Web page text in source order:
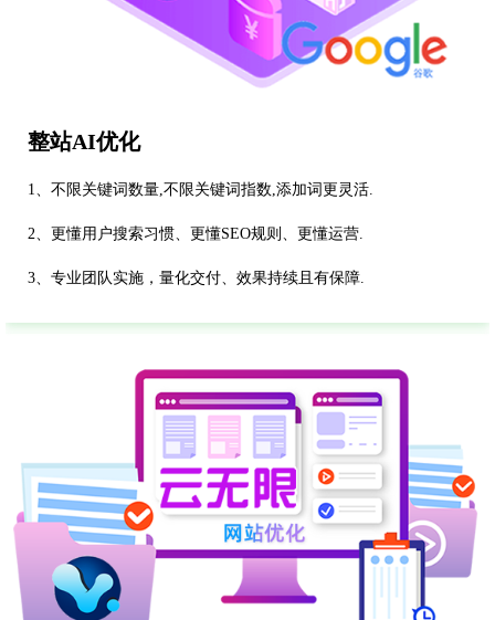
整站AI优化
1、不限关键词数量,不限关键词指数,添加词更灵活.
2、更懂用户搜索习惯、更懂SEO规则、更懂运营.
3、专业团队实施，量化交付、效果持续且有保障.